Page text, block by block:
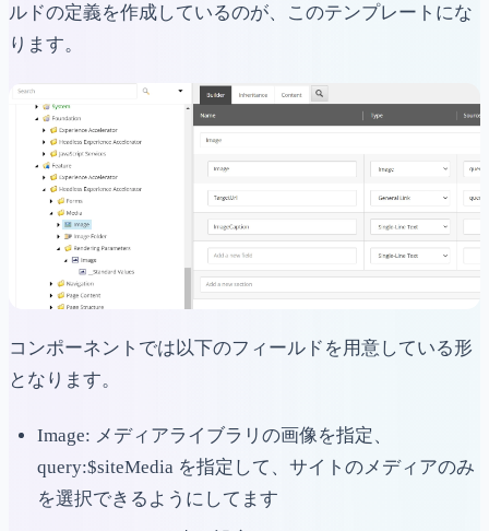
ルドの定義を作成しているのが、このテンプレートにな
ります。
コンポーネントでは以下のフィールドを用意している形
となります。
Image: メディアライブラリの画像を指定、
query:$siteMedia を指定して、サイトのメディアのみ
を選択できるようにしてます